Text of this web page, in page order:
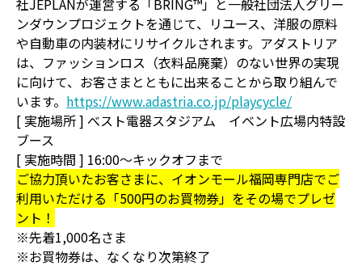
社JEPLANが運営する「BRING™」と一般社団法人グリー
ンダウンプロジェクトを通じて、リユース、洋服の原料
や自動車の内装材にリサイクルされます。アダストリア
は、ファッションロス（衣料品廃棄）のない世界の実現
に向けて、お客さまとともに出来ることから取り組んで
います。 https://www.adastria.co.jp/playcycle/
[ 実施場所 ] べスト電器スタジアム イベント広場内特設
ブース
[ 実施時間 ] 16:00～キックオフまで
ご協力頂いたお客さまに、イオンモール福岡専門店でご
利用いただける「500円のお買物券」をその場でプレゼ
ント！
※先着1,000名さま
※お買物券は、なくなり次第終了